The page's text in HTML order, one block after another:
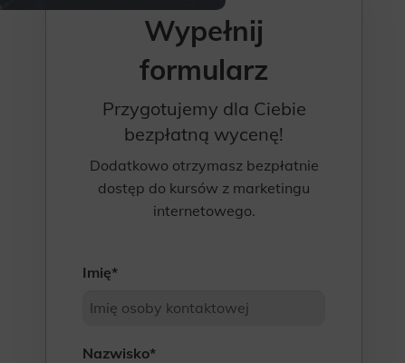
Wypełnij
formularz
Przygotujemy dla Ciebie
bezpłatną wycenę!
Dodatkowo otrzymasz bezpłatnie
dostęp do kursów z marketingu
internetowego.
Imię*
Nazwisko*